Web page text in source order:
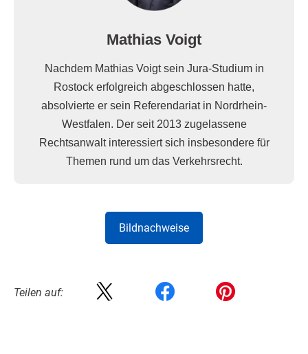
Mathias Voigt
Nachdem Mathias Voigt sein Jura-Studium in
Rostock erfolgreich abgeschlossen hatte,
absolvierte er sein Referendariat in Nordrhein-
Westfalen. Der seit 2013 zugelassene
Rechtsanwalt interessiert sich insbesondere für
Themen rund um das Verkehrsrecht.
Bildnachweise
Teilen auf: